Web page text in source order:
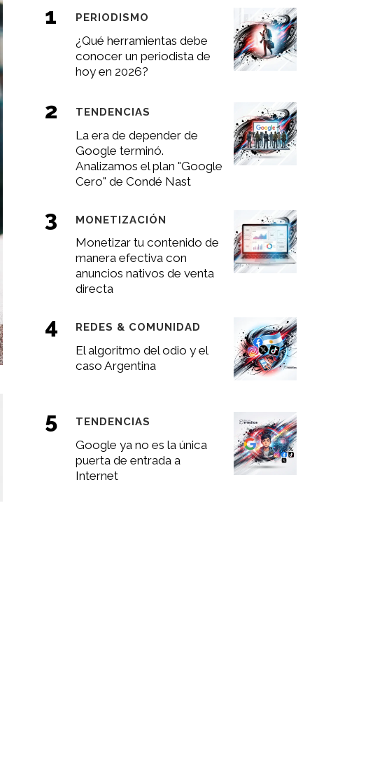
¿Qué herramientas debe
conocer un periodista de
hoy en 2026?
PERIODISMO
La era de depender de
Google terminó.
Analizamos el plan "Google
Cero" de Condé Nast
TENDENCIAS
Monetizar tu contenido de
manera efectiva con
anuncios nativos de venta
directa
MONETIZACIÓN
El algoritmo del odio y el
caso Argentina
REDES & COMUNIDAD
Google ya no es la única
puerta de entrada a
Internet
TENDENCIAS